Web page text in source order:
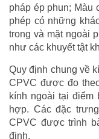
pháp ép phun; Màu
phép có những
trong và mặt ngoài
như các khuyết tật
Quy định chung về
CPVC được đo
kính ngoài tại điểm
hợp. Các đặc
CPVC được trình
định.